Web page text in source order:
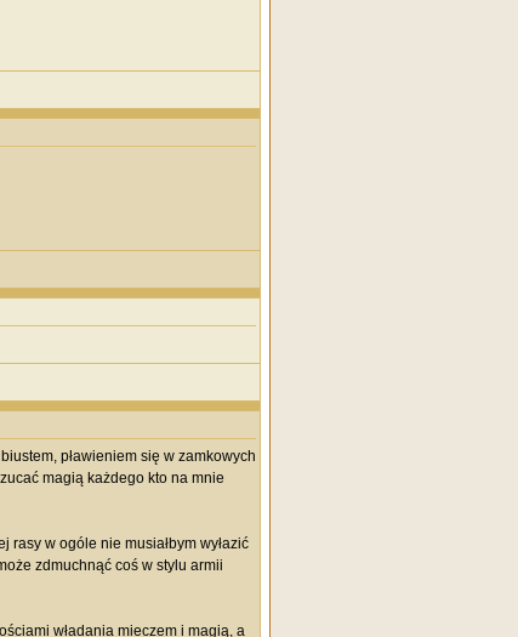
pławieniem się w zamkowych
magią każdego kto na mnie
rasy w ogóle nie musiałbym wyłazić
zdmuchnąć coś w stylu armii
władania mieczem i magią, a